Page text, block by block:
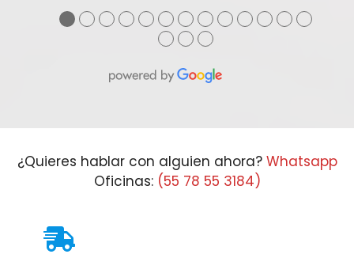
●●●●●●●●●●●●●
●●●
¿Quieres hablar con alguien ahora? Whatsapp
Oficinas: (55 78 55 3184)